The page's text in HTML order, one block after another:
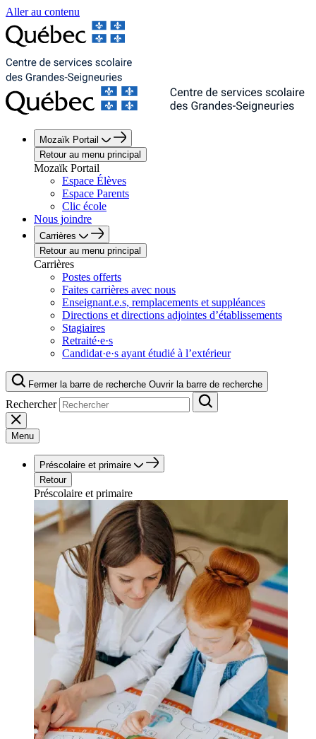
Aller au contenu
Mozaïk Portail
Retour au menu principal
Mozaïk Portail
Espace Élèves
Espace Parents
Clic école
Nous joindre
Carrières
Retour au menu principal
Carrières
Postes offerts
Faites carrières avec nous
Enseignant.e.s, remplacements et suppléances
Directions et directions adjointes d’établissements
Stagiaires
Retraité·e·s
Candidat·e·s ayant étudié à l’extérieur
Fermer la barre de recherche Ouvrir la barre de recherche
Rechercher
Menu
Préscolaire et primaire
Retour
Préscolaire et primaire